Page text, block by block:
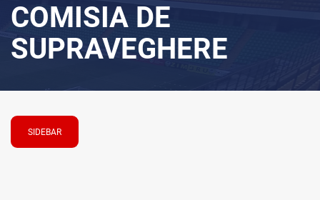
COMISIA DE
SUPRAVEGHERE
SIDEBAR